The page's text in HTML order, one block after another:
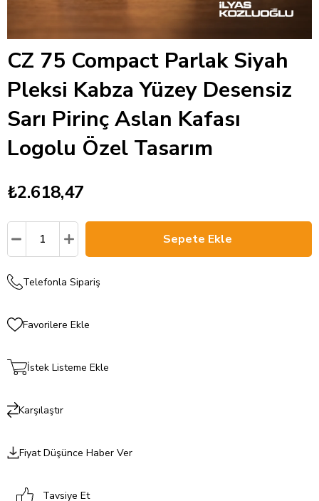
CZ 75 Compact Parlak Siyah
Pleksi Kabza Yüzey Desensiz
Sarı Pirinç Aslan Kafası
Logolu Özel Tasarım
₺2.618,47
Telefonla Sipariş
Favorilere Ekle
İstek Listeme Ekle
Karşılaştır
Fiyat Düşünce Haber Ver
Tavsiye Et